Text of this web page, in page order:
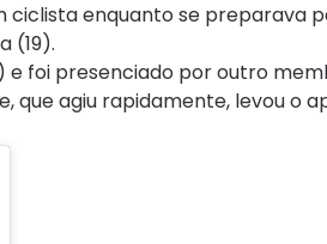
enquanto se preparava
(19).
foi presenciado por outro
que agiu rapidamente, levou o